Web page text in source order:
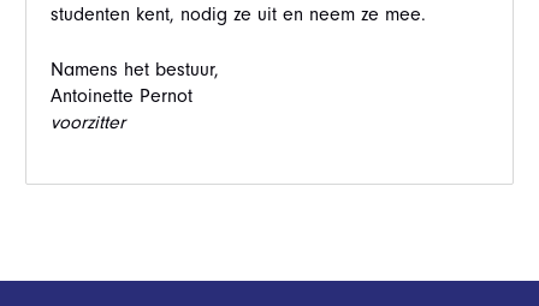
studenten kent, nodig ze uit en neem ze mee.
Namens het bestuur,
Antoinette Pernot
voorzitter